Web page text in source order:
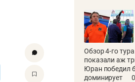
Обзор 4-го
показали аж
Юран победил
доминирует
0